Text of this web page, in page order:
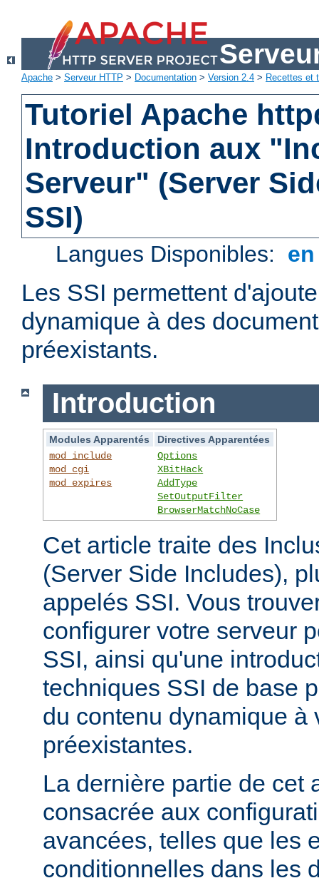
Apache > Serveur HTTP > Documentation > Version 2.4 > Recettes et
Tutoriel Apache
Introduction aux
Serveur" (Server
SSI)
Langues Disponibles:
Les SSI permettent
dynamique à des
préexistants.
Introduction
Modules Apparentés
Directives Apparentées
mod_include
mod_cgi
mod_expires
Options
XBitHack
AddType
SetOutputFilter
BrowserMatchNoCase
Cet article traite des
(Server Side Includes),
appelés SSI. Vous
configurer votre serveur
SSI, ainsi qu'une
techniques SSI de base
du contenu dynamique à
préexistantes.
La dernière partie de cet
consacrée aux
avancées, telles que les
conditionnelles dans les